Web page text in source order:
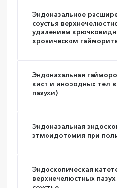
Эндоназальное
соустья
удалением
хроническом
Эндоназальная
кист и инородных тел
пазухи)
Эндоназальная
этмоидотомия при
Эндоскопическая
верхнечелюстных пазух